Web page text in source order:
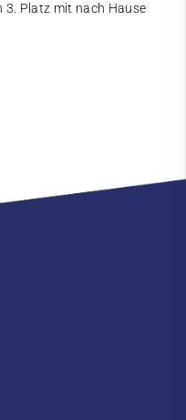
3. Platz mit nach Hause